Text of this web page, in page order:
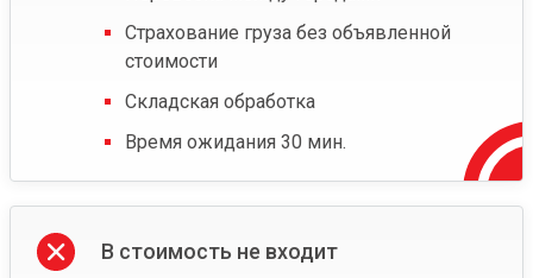
Страхование груза без объявленной
стоимости
Складская обработка
Время ожидания 30 мин.
В стоимость не входит